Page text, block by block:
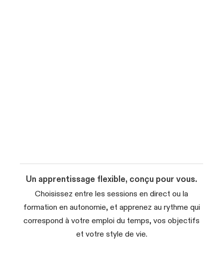
Un apprentissage flexible, conçu pour vous.
Choisissez entre les sessions en direct ou la
formation en autonomie, et apprenez au rythme qui
correspond à votre emploi du temps, vos objectifs
et votre style de vie.